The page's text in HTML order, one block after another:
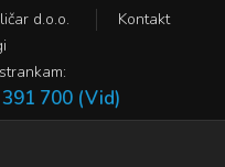
d.o.o.
Kontakt
700 (Vid)